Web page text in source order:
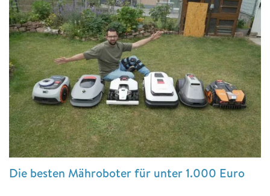
Die besten Mähroboter für unter 1.000 Euro